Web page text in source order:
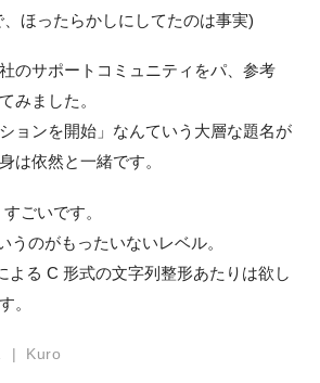
ほったらかしにしてたのは事実)
のサポートコミュニティをパ、参考
みました。
ョンを開始」なんていう大層な題名が
は依然と一緒です。
ごいです。
うのがもったいないレベル。
よる C 形式の文字列整形あたりは欲し
。
| Kuro